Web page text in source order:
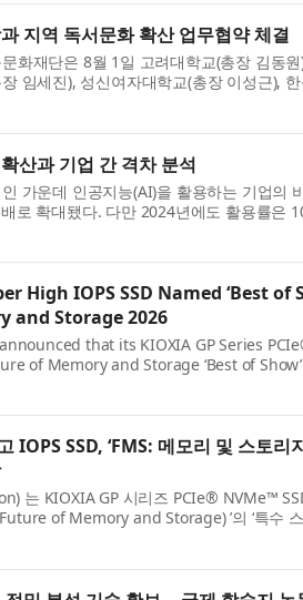
지역 독서문화 확산 업무협약 체결
화재단은 8월 1일 고려대학교(총장 김동
임세진), 성신여자대학교(총장 이성근),
한 협력 사업에 대해 업무협약을 체결했
산과 기업 간 격차 분석
가운데 인공지능(AI)을 활용하는 기업의
로 확대됐다. 다만 2024년에도 활용률은
가 뚜렷하게 나타났다. 한국직업능력연구
High IOPS SSD Named ‘Best of
and Storage 2026
that its KIOXIA GP Series
of Memory and Storage ‘Best of
The Best of Show Awards
IOPS SSD, ‘FMS: 메모리 및 스토리
는 KIOXIA GP 시리즈 PCIe® NVMe™
of Memory and Storage) ’의 ‘특수
브 쇼(Best of Show)’ 상을 수상했다고 발